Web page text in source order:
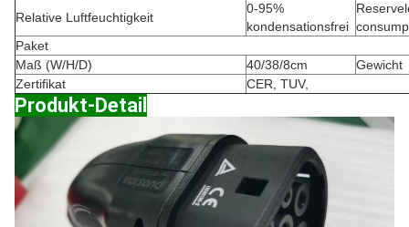
Relative Luftfeuchtigkeit
0-95%
kondensationsfrei
Paket
Maß (W/H/D)
40/38/8cm
Gewicht
Zertifikat
CER, TUV,
Produkt-Detail